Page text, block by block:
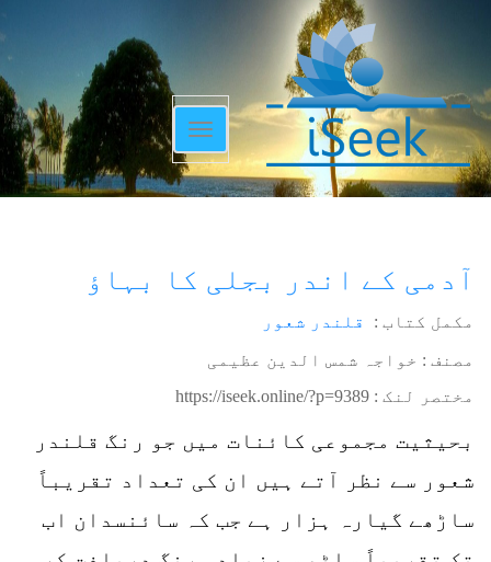
Toggle
navigation
آدمی کے اندر بجلی کا بہاؤ
مکمل کتاب : قلندر شعور
مصنف : خواجہ شمس الدین عظیمی
مختصر لنک : https://iseek.online/?p=9389
بحیثیت مجموعی کائنات میں جو رنگ قلندر
شعور سے نظر آتے ہیں ان کی تعداد تقریباً
ساڑھے گیارہ ہزار ہے جب کہ سائنسدان اب